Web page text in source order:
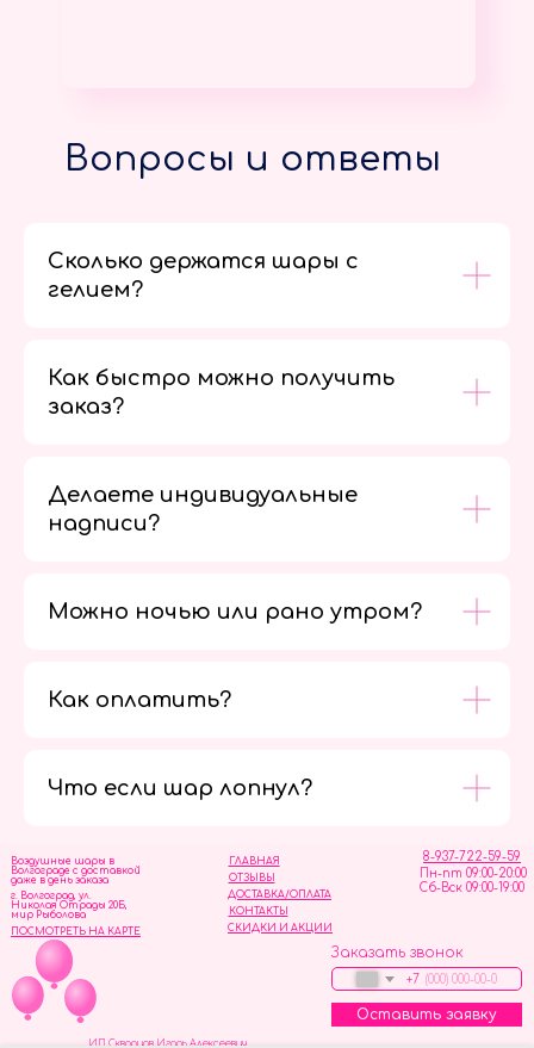
Вопросы и ответы
Сколько держатся шары с
гелием?
Как быстро можно получить
заказ?
Делаете индивидуальные
надписи?
Можно ночью или рано утром?
Как оплатить?
Что если шар лопнул?
ОТЗЫВЫ
ГЛАВНАЯ
ДОСТАВКА/ОПЛАТА
СКИДКИ И АКЦИИ
КОНТАКТЫ
8-937-722-59-59
Пн-пт 09:00-20:00
Сб-Вск 09:00-19:00
Воздушные шары в
Волгограде с доставкой
даже в день заказа
Заказать звонок
+7
Оставить заявку
г. Волгоград, ул.
Николая Отрады 20Б,
мир Рыболова
ПОСМОТРЕТЬ НА КАРТЕ
ИП Скворцов Игорь Алексеевич